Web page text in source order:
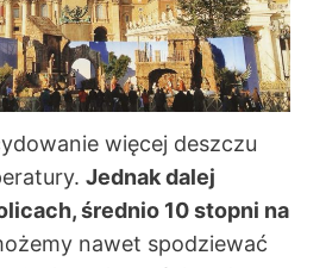
więcej deszczu
Jednak dalej
średnio 10 stopni na
nawet spodziewać